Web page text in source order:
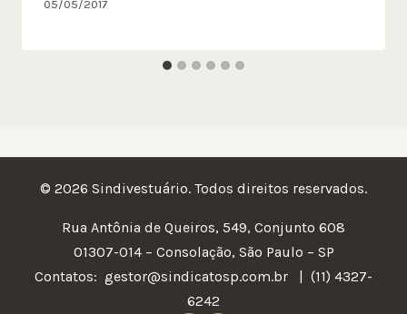
05/05/2017
© 2026 Sindivestuário. Todos direitos reservados.
Rua Antônia de Queiros, 549, Conjunto 608
01307-014 – Consolação, São Paulo – SP
Contatos: gestor@sindicatosp.com.br | (11) 4327-
6242